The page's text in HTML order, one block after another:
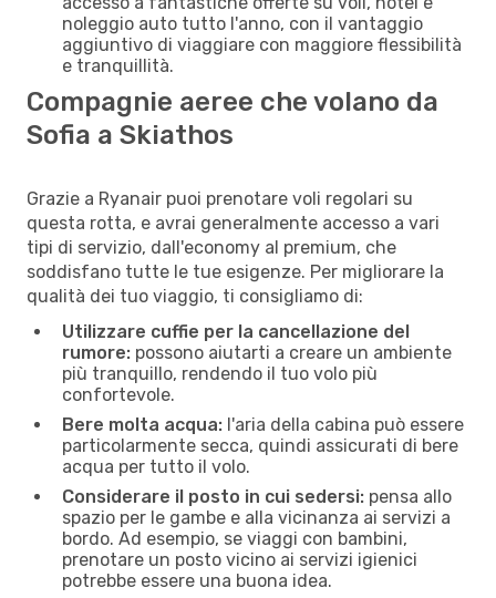
noleggio auto tutto l'anno, con il vantaggio
aggiuntivo di viaggiare con maggiore flessibilità
e tranquillità.
Compagnie aeree che volano da
Sofia a Skiathos
Grazie a Ryanair puoi prenotare voli regolari su
questa rotta, e avrai generalmente accesso a vari
tipi di servizio, dall'economy al premium, che
soddisfano tutte le tue esigenze. Per migliorare la
qualità dei tuo viaggio, ti consigliamo di:
Utilizzare cuffie per la cancellazione del
rumore: possono aiutarti a creare un ambiente
più tranquillo, rendendo il tuo volo più
confortevole.
Bere molta acqua: l'aria della cabina può essere
particolarmente secca, quindi assicurati di bere
acqua per tutto il volo.
Considerare il posto in cui sedersi: pensa allo
spazio per le gambe e alla vicinanza ai servizi a
bordo. Ad esempio, se viaggi con bambini,
prenotare un posto vicino ai servizi igienici
potrebbe essere una buona idea.